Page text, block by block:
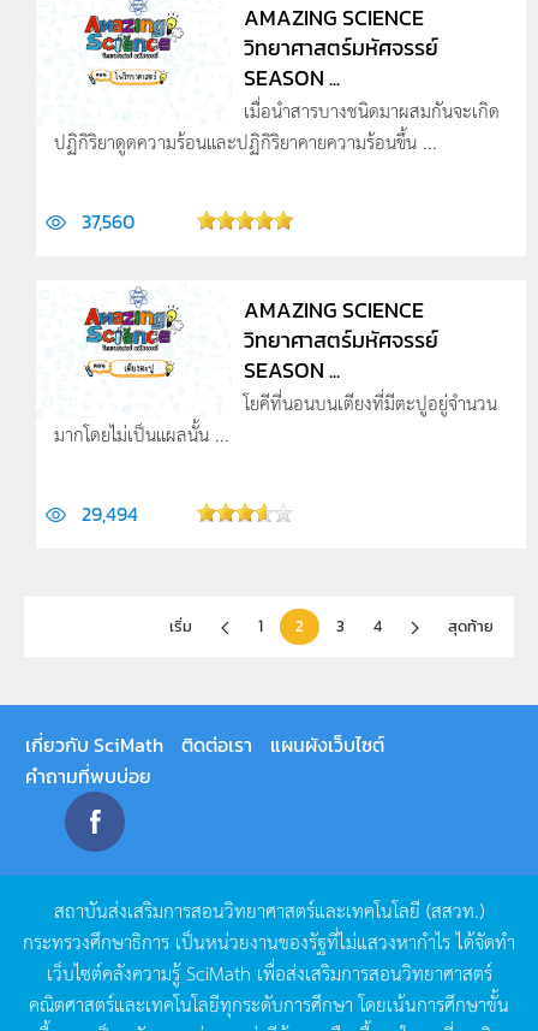
AMAZING SCIENCE
วิทยาศาสตร์มหัศจรรย์
SEASON ...
เมื่อนำสารบางชนิดมาผสมกันจะเกิด
ปฏิกิริยาดูดความร้อนและปฏิกิริยาคายความร้อนขึ้น ...
37,560
AMAZING SCIENCE
วิทยาศาสตร์มหัศจรรย์
SEASON ...
โยคีที่นอนบนเตียงที่มีตะปูอยู่จำนวน
มากโดยไม่เป็นแผลนั้น ...
29,494
เริ่ม 1 2 3 4 สุดท้าย
เกี่ยวกับ SciMath ติดต่อเรา
แผนผังเว็บไซต์
คำถามที่พบบ่อย
สถาบันส่งเสริมการสอนวิทยาศาสตร์และเทคโนโลยี (สสวท.)
กระทรวงศึกษาธิการ เป็นหน่วยงานของรัฐที่ไม่แสวงหากำไรได้จัดทำ
เว็บไซต์คลังความรู้SciMath เพื่อส่งเสริมการสอนวิทยาศาสตร์
คณิตศาสตร์และเทคโนโลยีทุกระดับการศึกษา โดยเน้นการศึกษาขั้น